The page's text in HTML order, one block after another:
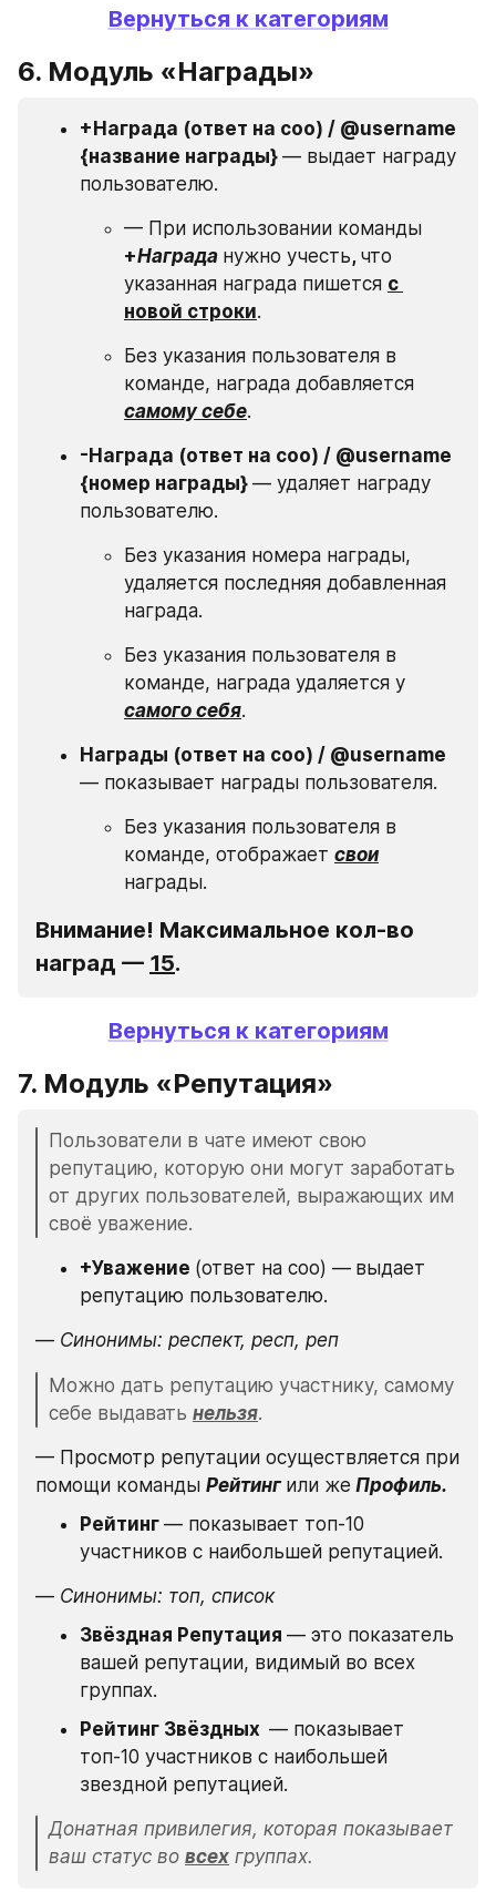
Вернуться к категориям
6. Модуль «Награды»
+Награда (ответ на соо) / @username
{название награды} — выдает награду
пользователю.
+Награда нужно учесть, что
указанная награда пишется с
новой строки.
Без указания пользователя в
самому себе.
-Награда (ответ на соо) / @username
{номер награды} — удаляет награду
пользователю.
Без указания номера награды,
удаляется последняя добавленная
награда.
Без указания пользователя в
самого себя.
— показывает награды пользователя.
Без указания пользователя в
команде, отображает свои
награды.
Внимание! Максимальное кол-во
наград — 15.
Вернуться к категориям
7. Модуль «Репутация»
Пользователи в чате имеют свою
репутацию, которую они могут заработать
от других пользователей, выражающих им
своё уважение.
+Уважение (ответ на соо) — выдает
репутацию пользователю.
— Синонимы: респект, респ, реп
Можно дать репутацию участнику, самому
себе выдавать нельзя.
— Просмотр репутации осуществляется при
помощи команды Рейтинг или же Профиль.
Рейтинг — показывает топ-10
участников с наибольшей репутацией.
— Синонимы: топ, список
Звёздная Репутация — это показатель
вашей репутации, видимый во всех
группах.
Рейтинг Звёздных — показывает
топ-10 участников с наибольшей
звездной репутацией.
Донатная привилегия, которая показывает
ваш статус во всех группах.